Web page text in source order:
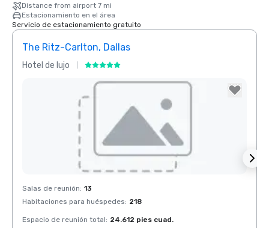
Distance from airport 7 mi
Estacionamiento en el área
Servicio de estacionamiento gratuito
The Ritz-Carlton, Dallas
Hotel de lujo
Removed from favorites
Salas de reunión: 13
Habitaciones para huéspedes: 218
Espacio de reunión total: 24.612 pies cuad.